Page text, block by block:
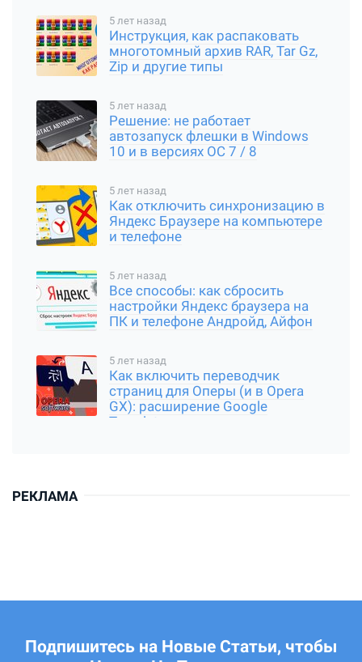
5 лет назад
Инструкция, как распаковать
многотомный архив RAR, Tar Gz,
Zip и другие типы
5 лет назад
Решение: не работает
автозапуск флешки в Windows
10 и в версиях ОС 7 / 8
5 лет назад
Как отключить синхронизацию в
Яндекс Браузере на компьютере
и телефоне
5 лет назад
Все способы: как сбросить
настройки Яндекс браузера на
ПК и телефоне Андройд, Айфон
5 лет назад
Как включить переводчик
страниц для Оперы (и в Opera
GX): расширение Google
Translator
РЕКЛАМА
Подпишитесь на Новые Статьи, чтобы